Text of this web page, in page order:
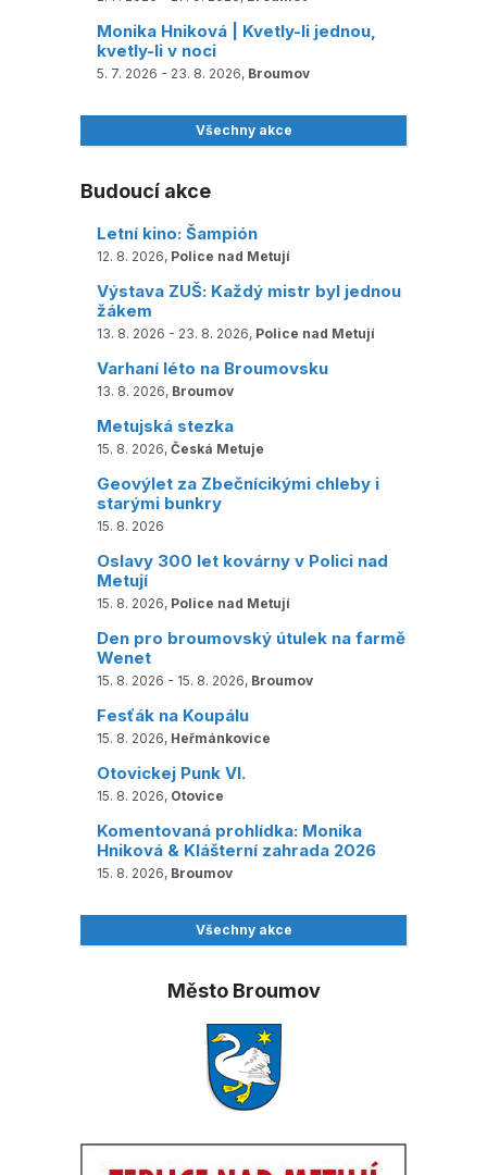
Monika Hniková | Kvetly-li jednou,
kvetly-li v noci
5. 7. 2026 - 23. 8. 2026, Broumov
Všechny akce
Budoucí akce
Letní kino: Šampión
12. 8. 2026, Police nad Metují
Výstava ZUŠ: Každý mistr byl jednou
žákem
13. 8. 2026 - 23. 8. 2026, Police nad Metují
Varhaní léto na Broumovsku
13. 8. 2026, Broumov
Metujská stezka
15. 8. 2026, Česká Metuje
Geovýlet za Zbečnícikými chleby i
starými bunkry
15. 8. 2026
Oslavy 300 let kovárny v Polici nad
Metují
15. 8. 2026, Police nad Metují
Den pro broumovský útulek na farmě
Wenet
15. 8. 2026 - 15. 8. 2026, Broumov
Fesťák na Koupálu
15. 8. 2026, Heřmánkovice
Otovickej Punk VI.
15. 8. 2026, Otovice
Komentovaná prohlídka: Monika
Hniková & Klášterní zahrada 2026
15. 8. 2026, Broumov
Všechny akce
Město Broumov